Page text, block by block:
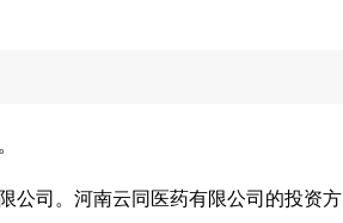
司。河南云同医药有限公司的投资方